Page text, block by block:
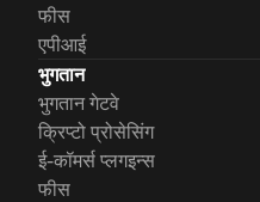
फीस
एपीआई
भुगतान
भुगतान गेटवे
क्रिप्टो प्रोसेसिंग
ई-कॉमर्स प्लगइन्स
फीस